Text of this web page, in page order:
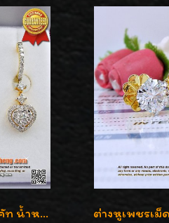
ต่างหูเพชรเบลเยี่ยมคัท น้ำหนักเพชร 0.99 กะรัต ต่างหูห้อยตุ้งติ้งหัวใจสวยน่ารักใส่ได้ทุกวันค่ะ